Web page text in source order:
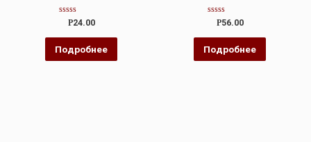
Оценка
из
Р24.00
Подробнее
Оценка
из
Р56.00
Подробнее